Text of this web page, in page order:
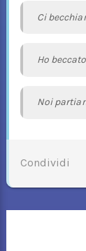
Ci
Ho
Noi
Condividi